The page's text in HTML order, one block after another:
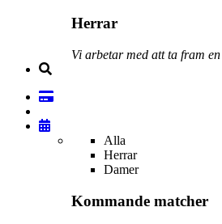
Herrar
Vi arbetar med att ta fram
Alla
Herrar
Damer
Kommande matcher